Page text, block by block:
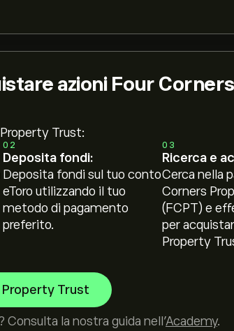
azioni Four
Trust:
02
Deposita fondi:
Deposita fondi sul tuo conto
eToro utilizzando il tuo
metodo di pagamento
preferito.
03
Ricerca e
Cerca nella
Corners
(FCPT) e
per
Property
Trust
la nostra guida nell’Academy.